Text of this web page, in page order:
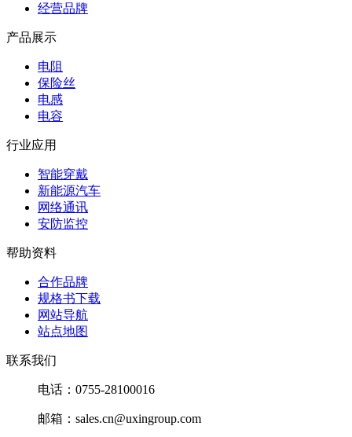
经营品牌
产品展示
电阻
保险丝
电感
电容
行业应用
智能穿戴
新能源汽车
网络通讯
安防监控
帮助资料
合作品牌
规格书下载
网站导航
站点地图
联系我们
电话：0755-28100016
邮箱：sales.cn@uxingroup.com